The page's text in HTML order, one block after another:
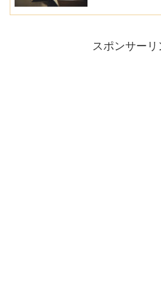
スポンサーリ